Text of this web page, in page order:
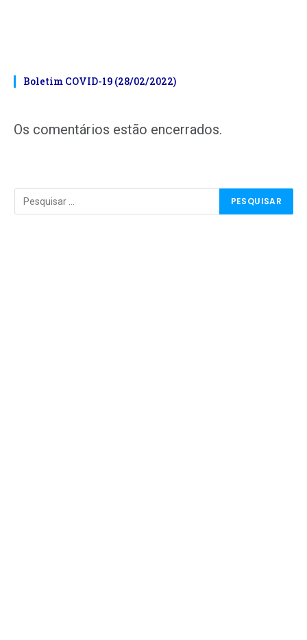
Boletim COVID-19 (28/02/2022)
Os comentários estão encerrados.